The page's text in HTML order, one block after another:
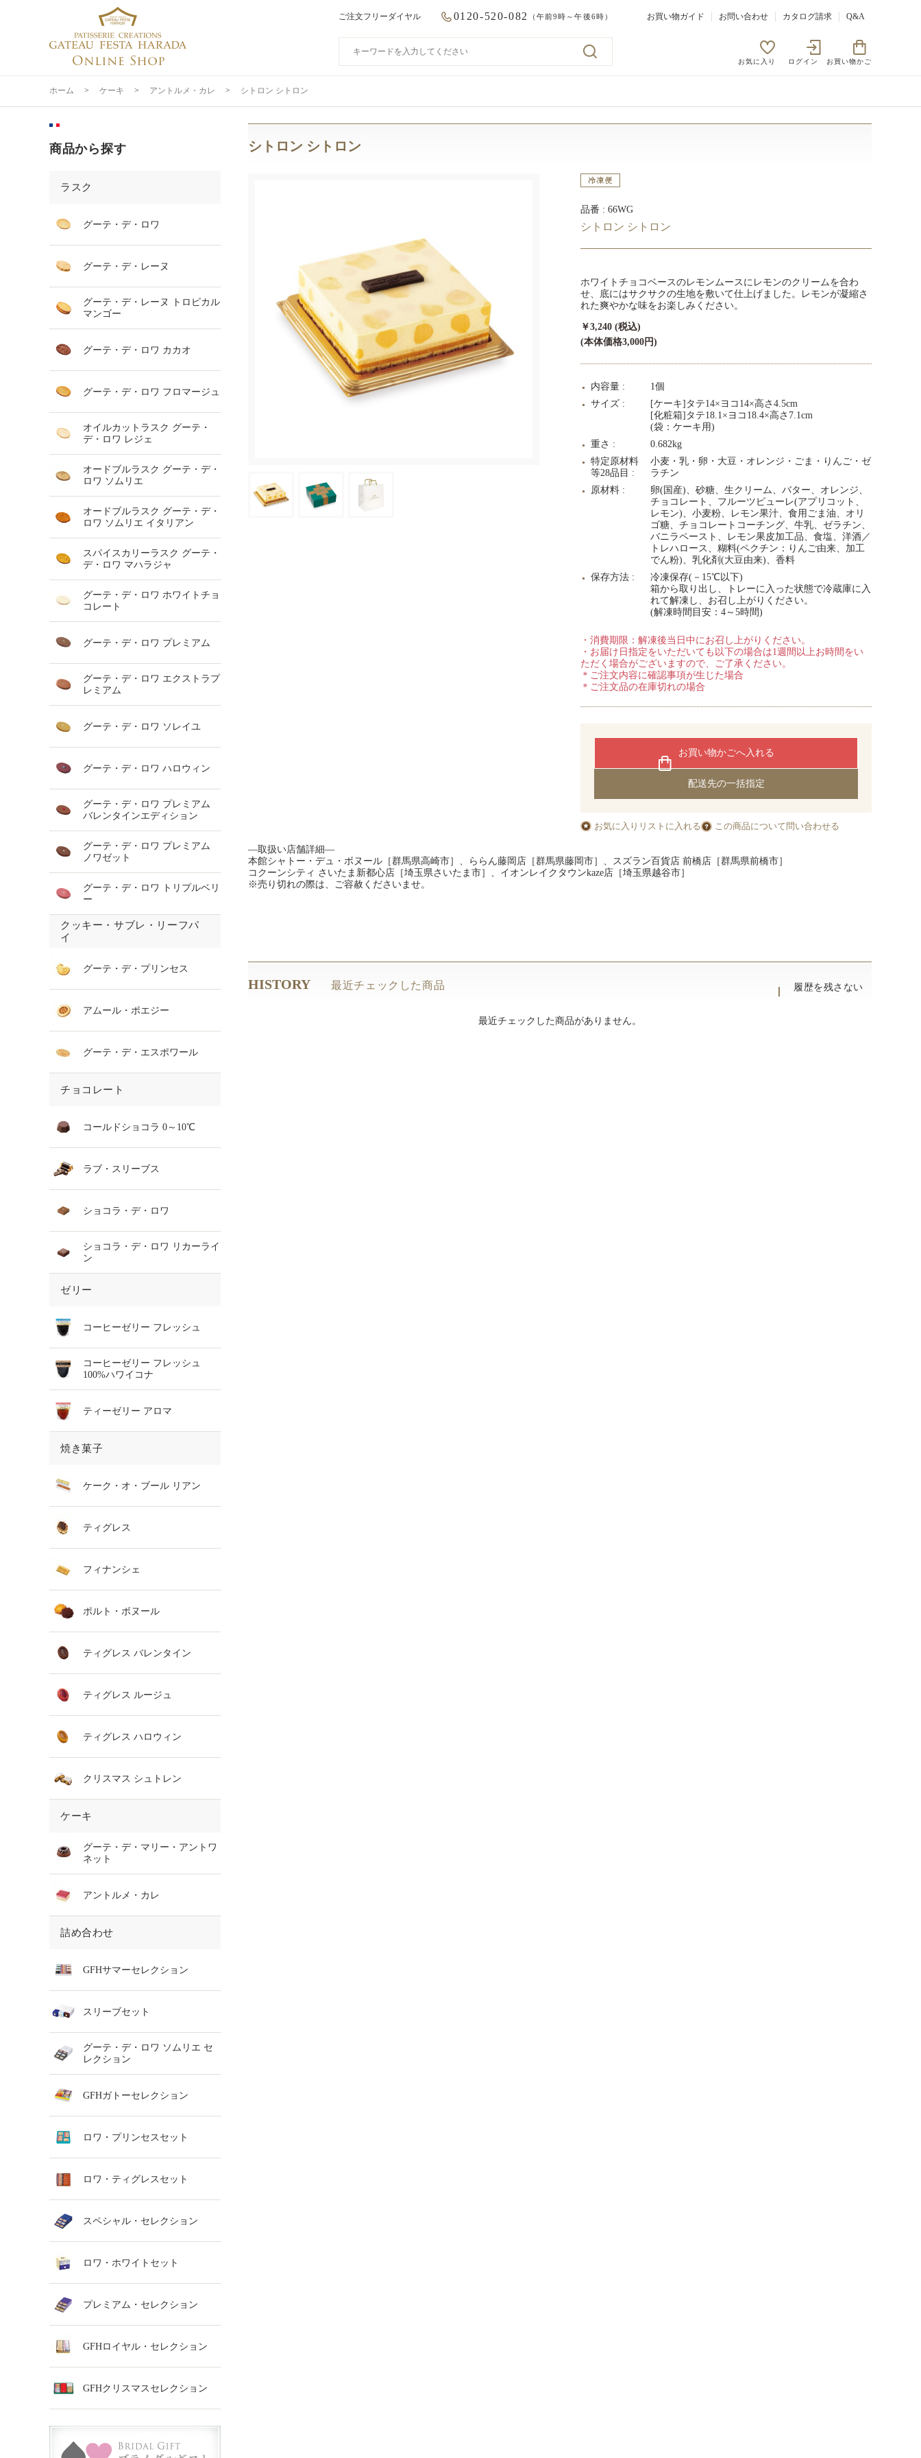
ご注文フリーダイヤル 0120-520-082 （午前9時～午後6時） お買い物ガイド お問い合わせ カタログ請求 Q&A
お気に入り ログイン お買い物かご
ホーム > ケーキ > アントルメ・カレ > シトロン シトロン
商品から探す
ラスク
グーテ・デ・ロワ
グーテ・デ・レーヌ
グーテ・デ・レーヌ トロピカル
マンゴー
グーテ・デ・ロワ カカオ
グーテ・デ・ロワ フロマージュ
オイルカットラスク グーテ・
デ・ロワ レジェ
オードブルラスク グーテ・デ・
ロワ ソムリエ
オードブルラスク グーテ・デ・
ロワ ソムリエ イタリアン
スパイスカリーラスク グーテ・
デ・ロワ マハラジャ
グーテ・デ・ロワ ホワイトチョ
コレート
グーテ・デ・ロワ プレミアム
グーテ・デ・ロワ エクストラプ
レミアム
グーテ・デ・ロワ ソレイユ
グーテ・デ・ロワ ハロウィン
グーテ・デ・ロワ プレミアム
バレンタインエディション
グーテ・デ・ロワ プレミアム
ノワゼット
グーテ・デ・ロワ トリプルベリ
ー
クッキー・サブレ・リーフパ
イ
グーテ・デ・プリンセス
アムール・ポエジー
グーテ・デ・エスポワール
チョコレート
コールドショコラ 0～10℃
ラブ・スリーブス
ショコラ・デ・ロワ
ショコラ・デ・ロワ リカーライ
ン
ゼリー
コーヒーゼリー フレッシュ
コーヒーゼリー フレッシュ
100%ハワイコナ
ティーゼリー アロマ
焼き菓子
ケーク・オ・ブール リアン
ティグレス
フィナンシェ
ポルト・ボヌール
ティグレス バレンタイン
ティグレス ルージュ
ティグレス ハロウィン
クリスマス シュトレン
ケーキ
グーテ・デ・マリー・アントワ
ネット
アントルメ・カレ
詰め合わせ
GFHサマーセレクション
スリーブセット
グーテ・デ・ロワ ソムリエ セ
レクション
GFHガトーセレクション
ロワ・プリンセスセット
ロワ・ティグレスセット
スペシャル・セレクション
ロワ・ホワイトセット
プレミアム・セレクション
GFHロイヤル・セレクション
GFHクリスマスセレクション
シトロン シトロン
ホワイトチョコベースのレモンムースにレモンのクリームを合わ
せ、底にはサクサクの生地を敷いて仕上げました。レモンが凝縮さ
れた爽やかな味をお楽しみください。
シトロン シトロン
￥3,240
(本体価格3,000円)
品番 66WG
内容量
1個
サイズ
[ケーキ]タテ14×ヨコ14×高さ4.5cm
[化粧箱]タテ18.1×ヨコ18.4×高さ7.1cm
(袋：ケーキ用)
重さ
0.682kg
特定原材料
等28品目
小麦・乳・卵・大豆・オレンジ・ごま・りんご・ゼ
ラチン
原材料
卵(国産)、砂糖、生クリーム、バター、オレンジ、
チョコレート、フルーツピューレ(アプリコット、
レモン)、小麦粉、レモン果汁、食用ごま油、オリ
ゴ糖、チョコレートコーチング、牛乳、ゼラチン、
バニラペースト、レモン果皮加工品、食塩、洋酒／
トレハロース、糊料(ペクチン：りんご由来、加工
でん粉)、乳化剤(大豆由来)、香料
保存方法
冷凍保存(－15℃以下)
箱から取り出し、トレーに入った状態で冷蔵庫に入
れて解凍し、お召し上がりください。
(解凍時間目安：4～5時間)
・消費期限：解凍後当日中にお召し上がりください。
・お届け日指定をいただいても以下の場合は1週間以上お時間をい
ただく場合がございますので、ご了承ください。
＊ご注文内容に確認事項が生じた場合
＊ご注文品の在庫切れの場合
お買い物かごへ入れる
配送先の一括指定
この商品について問い合わせる
お気に入りリストに入れる
―取扱い店舗詳細―
本館シャトー・デュ・ボヌール［群馬県高崎市］、ららん藤岡店［群馬県藤岡市］、スズラン百貨店 前橋店［群馬県前橋市］
コクーンシティ さいたま新都心店［埼玉県さいたま市］、イオンレイクタウンkaze店［埼玉県越谷市］
※売り切れの際は、ご容赦くださいませ。
HISTORY 最近チェックした商品 履歴を残さない
最近チェックした商品がありません。